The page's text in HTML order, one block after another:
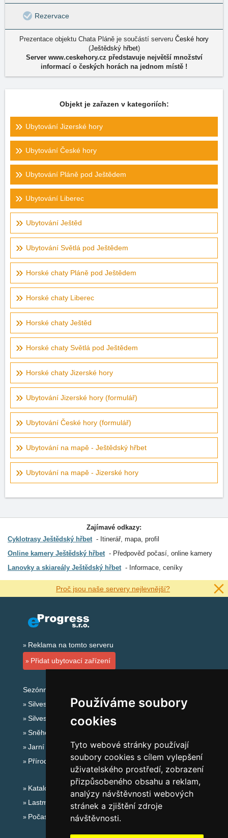
Používáme soubory
cookies
Tyto webové stránky používají
soubory cookies s cílem vylepšení
uživatelského prostředí, zobrazení
přizpůsobeného obsahu a reklam,
analýzy návštěvnosti webových
stránek a zjištění zdroje
návštěvnosti.
Rezervace
Prezentace objektu Chata Pláně je součástí serveru České hory
(Ještědský hřbet)
Server www.ceskehory.cz představuje největší množství
informací o českých horách na jednom místě !
Objekt je zařazen v kategoriích:
Ubytování Jizerské hory
Ubytování České hory
Ubytování Pláně pod Ještědem
Ubytování Liberec
Ubytování Ještěd
Ubytování Světlá pod Ještědem
Horské chaty Pláně pod Ještědem
Horské chaty Liberec
Horské chaty Ještěd
Horské chaty Světlá pod Ještědem
Horské chaty Jizerské hory
Ubytování Jizerské hory (formulář)
Ubytování České hory (formulář)
Ubytování na mapě - Ještědský hřbet
Ubytování na mapě - Jizerské hory
Zajímavé odkazy:
Cyklotrasy Ještědský hřbet
Itinerář, mapa, profil
Online kamery Ještědský hřbet
Předpověď počasí, online kamery
Lanovky a skiareály Ještědský hřbet
Informace, ceníky
Proč jsou naše servery nejlevnější?
Reklama na tomto serveru
Přidat ubytovací zařízení
Sezónní odkazy:
Silvester Jizerské hory
Silvestr na horách 2025/26
Sněhové zpravodajství
Jarní prázdniny 2027
Přírodní koupaliště
Katalog ubytování Jizerské hory
Lastminute Jizerské hory
Počasí na horách